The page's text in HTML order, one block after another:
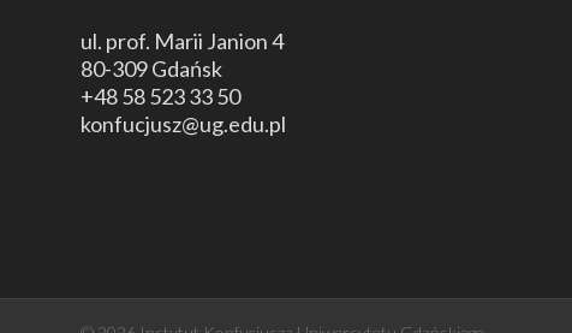
ul. prof. Marii Janion 4
80-309 Gdańsk
+48 58 523 33 50
konfucjusz@ug.edu.pl